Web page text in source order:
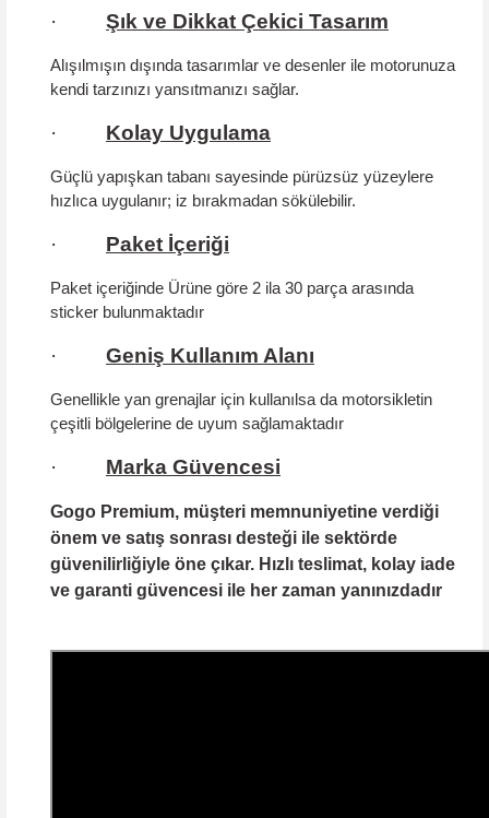
· Şık ve Dikkat Çekici Tasarım
Alışılmışın dışında tasarımlar ve desenler ile motorunuza
kendi tarzınızı yansıtmanızı sağlar.
· Kolay Uygulama
Güçlü yapışkan tabanı sayesinde pürüzsüz yüzeylere
hızlıca uygulanır; iz bırakmadan sökülebilir.
· Paket İçeriği
Paket içeriğinde Ürüne göre 2 ila 30 parça arasında
sticker bulunmaktadır
· Geniş Kullanım Alanı
Genellikle yan grenajlar için kullanılsa da motorsikletin
çeşitli bölgelerine de uyum sağlamaktadır
· Marka Güvencesi
Gogo Premium, müşteri memnuniyetine verdiği
önem ve satış sonrası desteği ile sektörde
güvenilirliğiyle öne çıkar. Hızlı teslimat, kolay iade
ve garanti güvencesi ile her zaman yanınızdadır